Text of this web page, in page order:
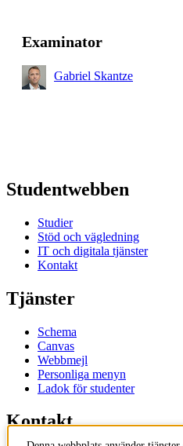
Examinator
Gabriel Skantze
Studentwebben
Studier
Stöd och vägledning
IT och digitala tjänster
Kontakt
Tjänster
Schema
Canvas
Webbmejl
Personliga menyn
Ladok för studenter
Kontakt